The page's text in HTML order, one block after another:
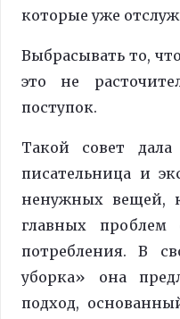
которые уже
Выбрасывать то,
это не
поступок.
Такой совет
писательница и
ненужных вещей,
главных проблем
потребления. В
уборка» она
подход,